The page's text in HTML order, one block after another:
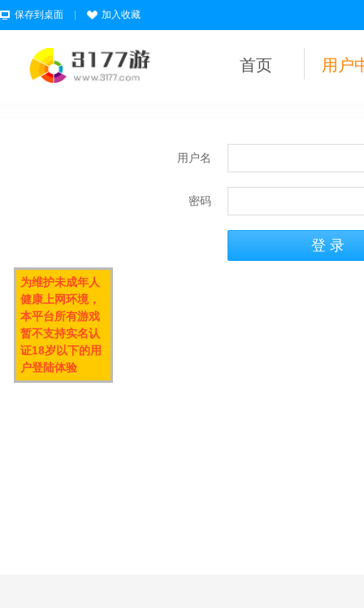
保存到桌面 加入收藏
首页 用户
用户名
密码
为维护未成年人
健康上网环境，
本平台所有游戏
暂不支持实名认
证18岁以下的用
户登陆体验